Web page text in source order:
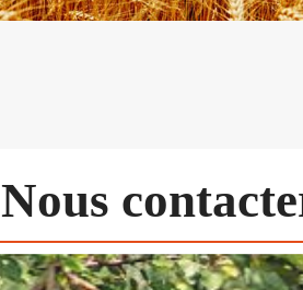
Nous